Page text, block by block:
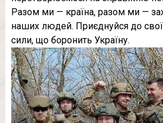
Разом ми — країна, разом ми —
наших людей. Приєднуйся до
сили, що боронить Україну.